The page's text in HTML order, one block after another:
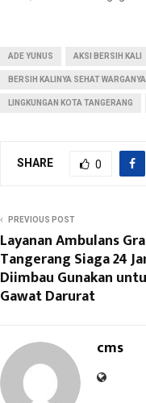
ADE YUNUS AKSI BERSIH KALI
BERSIH KALINYA SEHAT WARGANYA
LINGKUNGAN KOTA TANGERANG
SHARE 0
PREVIOUS POST
Layanan Ambulans
Tangerang Siaga 24
Diimbau Gunakan
Gawat Darurat
cms